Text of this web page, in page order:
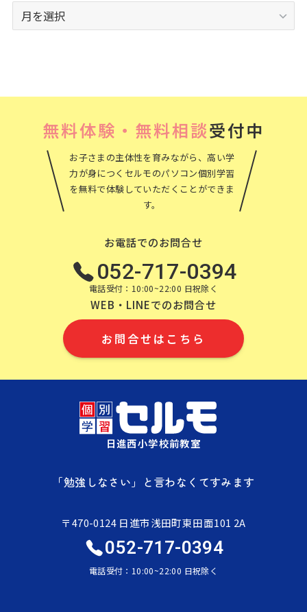
ー
無料体験・無料相談受付中
お子さまの主体性を育みながら、高い学
力が身につくセルモのパソコン個別学習
を無料で体験していただくことができま
す。
お電話でのお問合せ
052-717-0394
電話受付：10:00~22:00 日祝除く
WEB・LINEでのお問合せ
お問合せはこちら
日進西小学校前教室
「勉強しなさい」と言わなくてすみます
〒470-0124 日進市浅田町東田面101 2A
052-717-0394
電話受付：10:00~22:00 日祝除く